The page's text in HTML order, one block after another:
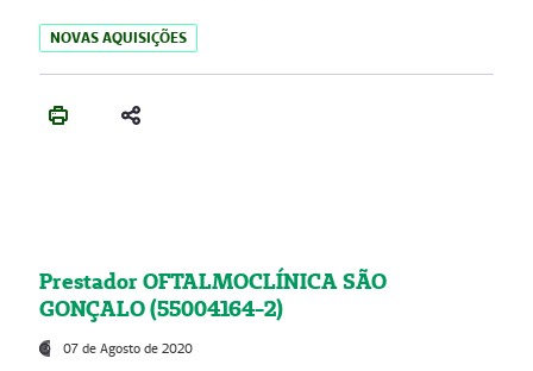
NOVAS AQUISIÇÕES
Prestador OFTALMOCLÍNICA SÃO
GONÇALO (55004164-2)
07 de Agosto de 2020